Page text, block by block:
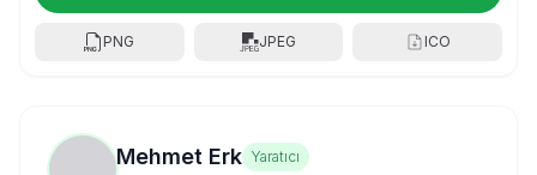
PNG JPEG ICO
Mehmet Erk Yaratıcı